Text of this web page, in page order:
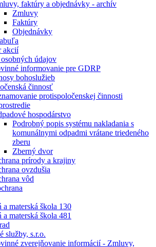
faktúry a objednávky - archív
Zmluvy
Faktúry
Objednávky
akcií
údajov
informovanie pre GDRP
bohoslužieb
činnosť
protispoločenskej činnosti
hospodárstvo
Podrobný popis systému nakladania s
komunálnymi odpadmi vrátane triedeného
zberu
Zberný dvor
prírody a krajiny
ovzdušia
vôd
a materská škola 130
a materská škola 481
služby, s.r.o.
zverejňovanie informácií - Zmluvy,